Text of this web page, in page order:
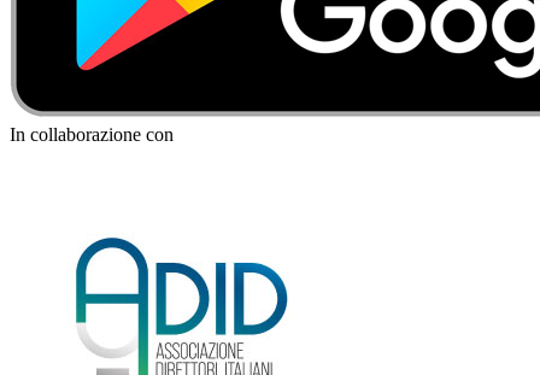
In collaborazione con